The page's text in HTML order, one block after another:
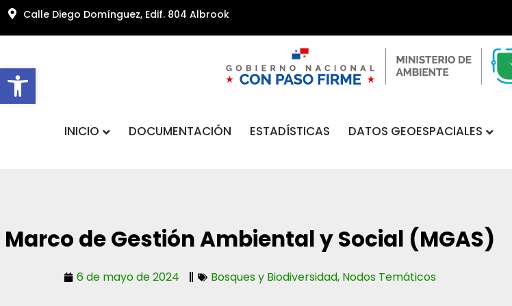
Abrir barra de herramientas
Calle Diego Domínguez, Edif. 804 Albrook
INICIO DOCUMENTACIÓN ESTADÍSTICAS DATOS GEOESPACIALES
Marco de Gestión Ambiental y Social (MGAS)
6 de mayo de 2024 Bosques y Biodiversidad, Nodos Temáticos